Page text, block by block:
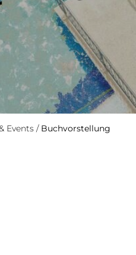
Events / Buchvorstellung